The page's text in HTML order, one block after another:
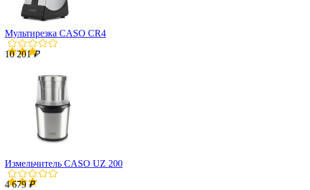
Мультирезка CASO CR4
10 201₽
Измельчитель CASO UZ 200
4 679₽